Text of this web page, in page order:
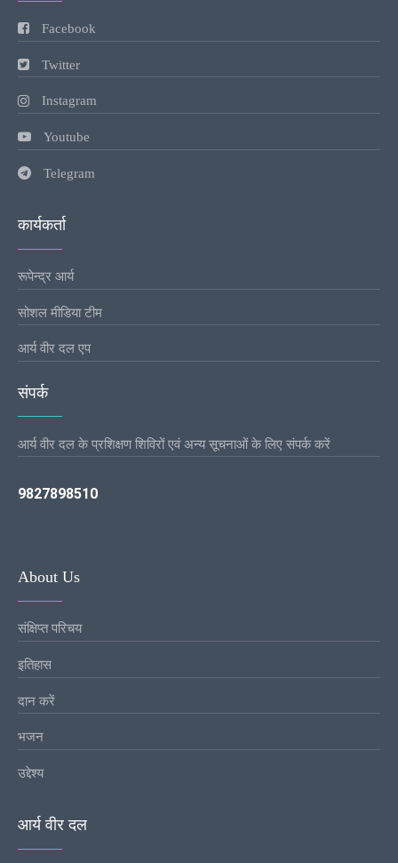
Facebook
Twitter
Instagram
Youtube
Telegram
कार्यकर्ता
रूपेन्द्र आर्य
सोशल मीडिया टीम
आर्य वीर दल एप
संपर्क
आर्य वीर दल के प्रशिक्षण शिविरों एवं अन्य सूचनाओं के लिए संपर्क करें
9827898510
About Us
संक्षिप्त परिचय
इतिहास
दान करें
भजन
उद्देश्य
आर्य वीर दल